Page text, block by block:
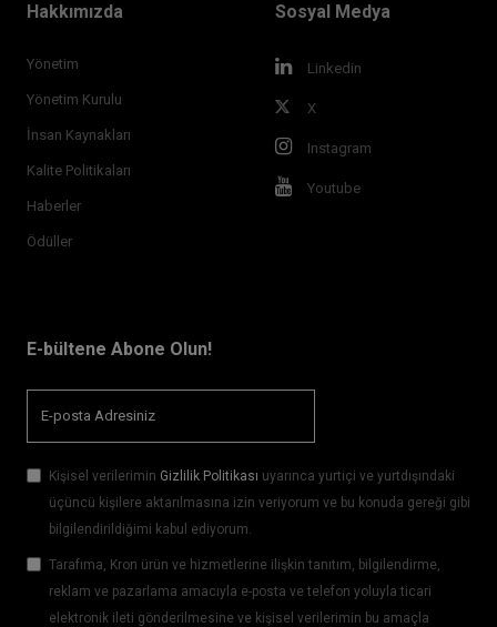
Hakkımızda
Yönetim
Yönetim Kurulu
İnsan Kaynakları
Kalite Politikaları
Haberler
Ödüller
Sosyal Medya
Linkedin
X
Instagram
Youtube
E-bültene Abone Olun!
Kişisel verilerimin Gizlilik Politikası uyarınca yurtiçi ve yurtdışındaki
üçüncü kişilere aktarılmasına izin veriyorum ve bu konuda gereği gibi
bilgilendirildiğimi kabul ediyorum.
Tarafıma, Kron ürün ve hizmetlerine ilişkin tanıtım, bilgilendirme,
reklam ve pazarlama amacıyla e-posta ve telefon yoluyla ticari
elektronik ileti gönderilmesine ve kişisel verilerimin bu amaçla